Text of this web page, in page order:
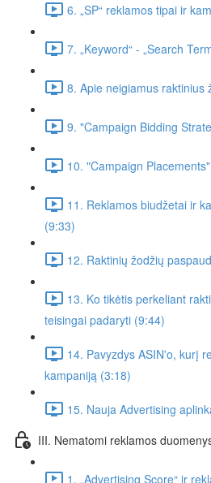
6. „SP“ reklamos tipai ir
7. „Keyword“ - „Search
8. Apie neigiamus raktinius
9. "Campaign Bidding
10. "Campaign
11. Reklamos biudžetai ir
(9:33)
12. Raktinių žodžių
13. Ko tikėtis perkeliant
teisingai padaryti (9:44)
14. Pavyzdys ASIN'o, kurį
kampaniją (3:18)
15. Nauja Advertising
III. Nematomi reklamos
1. „Advertising Score“ ir